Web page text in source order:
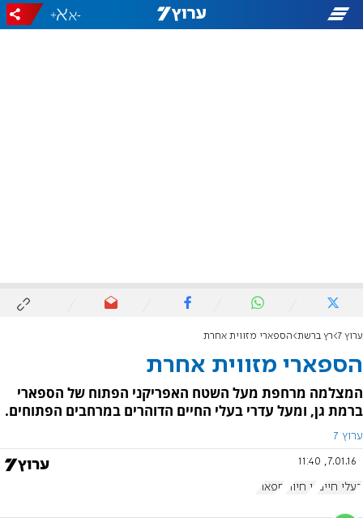
-
+
ערוץ 7 רץ ברשת הספארי מזווית אחרת
הספארי מזווית אחרת
המצלמה מרחפת מעל השטח האפריקני הפתוח של הספארי
ברמת גן, ומעל עדרי בעלי החיים הדוהרים במרחבים הפתוחים.
ערוץ 7
7.01.16, 11:40
בעלי חיים גן חיות ספארי